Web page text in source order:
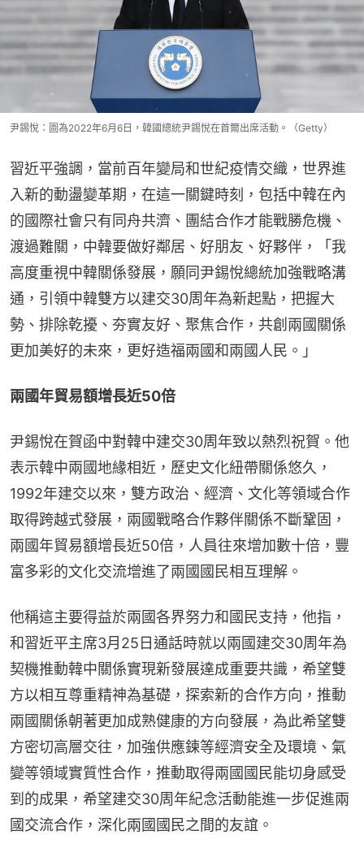
尹錫悅：圖為2022年6月6日，韓國總統尹錫悅在首爾出席活動。（Getty）
習近平強調，當前百年變局和世紀疫情交織，世界進
入新的動盪變革期，在這一關鍵時刻，包括中韓在內
的國際社會只有同舟共濟、團結合作才能戰勝危機、
渡過難關，中韓要做好鄰居、好朋友、好夥伴，「我
高度重視中韓關係發展，願同尹錫悅總統加強戰略溝
通，引領中韓雙方以建交30周年為新起點，把握大
勢、排除乾擾、夯實友好、聚焦合作，共創兩國關係
更加美好的未來，更好造福兩國和兩國人民。」
兩國年貿易額增長近50倍
尹錫悅在賀函中對韓中建交30周年致以熱烈祝賀。他
表示韓中兩國地緣相近，歷史文化紐帶關係悠久，
1992年建交以來，雙方政治、經濟、文化等領域合作
取得跨越式發展，兩國戰略合作夥伴關係不斷鞏固，
兩國年貿易額增長近50倍，人員往來增加數十倍，豐
富多彩的文化交流增進了兩國國民相互理解。
他稱這主要得益於兩國各界努力和國民支持，他指，
和習近平主席3月25日通話時就以兩國建交30周年為
契機推動韓中關係實現新發展達成重要共識，希望雙
方以相互尊重精神為基礎，探索新的合作方向，推動
兩國關係朝著更加成熟健康的方向發展，為此希望雙
方密切高層交往，加強供應鍊等經濟安全及環境、氣
變等領域實質性合作，推動取得兩國國民能切身感受
到的成果，希望建交30周年紀念活動能進一步促進兩
國交流合作，深化兩國國民之間的友誼。